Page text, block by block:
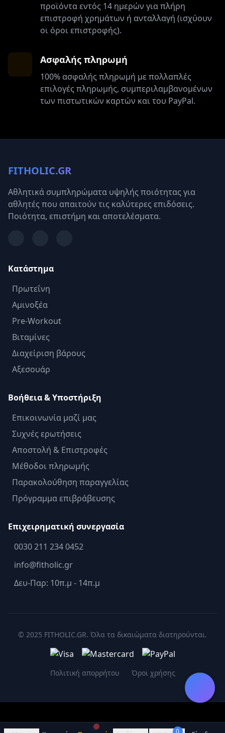
0
προϊόντα εντός 14 ημερών για πλήρη
επιστροφή χρημάτων ή ανταλλαγή (ισχύουν
οι όροι επιστροφής).
Ασφαλής πληρωμή
100% ασφαλής πληρωμή με πολλαπλές
επιλογές πληρωμής, συμπεριλαμβανομένων
των πιστωτικών καρτών και του PayPal.
FITHOLIC.GR
Αθλητικά συμπληρώματα υψηλής ποιότητας για
αθλητές που απαιτούν τις καλύτερες επιδόσεις.
Ποιότητα, επιστήμη και αποτελέσματα.
Κατάστημα
Πρωτεΐνη
Αμινοξέα
Pre-Workout
Βιταμίνες
Διαχείριση βάρους
Αξεσουάρ
Βοήθεια & Υποστήριξη
Επικοινωνία μαζί μας
Συχνές ερωτήσεις
Αποστολή & Επιστροφές
Μέθοδοι πληρωμής
Παρακολούθηση παραγγελίας
Πρόγραμμα επιβράβευσης
Επιχειρηματική συνεργασία
0030 211 234 0452
info@fitholic.gr
Δευ-Παρ: 10π.μ - 14π.μ
© 2025 FITHOLIC.GR. Όλα τα δικαιώματα διατηρούνται.
Πολιτική απορρήτου Όροι χρήσης